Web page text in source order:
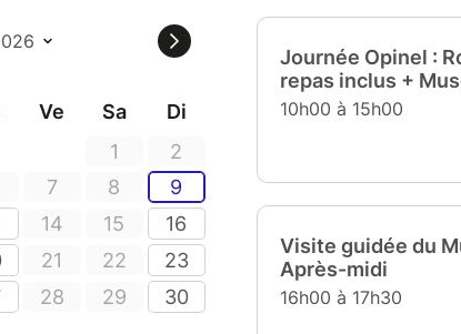
Ve Sa
Di
1
2
7 8
9
14 15
16
21 22
23
28 29
30
Journée Opinel :
repas inclus +
10h00 à 15h00
Visite guidée du
Après-midi
16h00 à 17h30